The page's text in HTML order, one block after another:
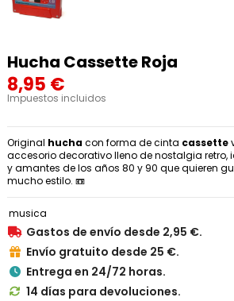
Hucha Cassette Roja
8,95 €
Impuestos incluidos
Original huchacon forma de cinta cassette
accesorio decorativo lleno de nostalgia
y amantes de los años 80 y 90 que quieren
mucho estilo. 📼
musica
 Gastos de envío desde 2,95 €.
 Envío gratuito desde 25 €.
 Entrega en 24/72 horas.
 14 días para devoluciones.